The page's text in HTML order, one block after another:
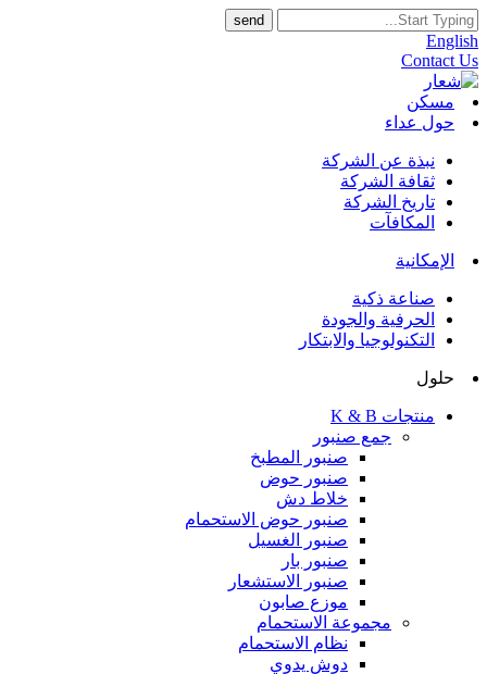
English
Contact Us
مسكن
حول عداء
نبذة عن الشركة
ثقافة الشركة
تاريخ الشركة
المكافآت
الإمكانية
صناعة ذكية
الحرفية والجودة
التكنولوجيا والابتكار
حلول
منتجات K & B
جمع صنبور
صنبور المطبخ
صنبور حوض
خلاط دش
صنبور حوض الاستحمام
صنبور الغسيل
صنبور بار
صنبور الاستشعار
موزع صابون
مجموعة الاستحمام
نظام الاستحمام
دوش يدوي